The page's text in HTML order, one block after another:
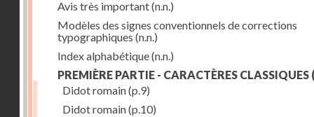
Avis très important(n.n.)
Modèles des signes conventionnels de corrections
typographiques (n.n.)
Index alphabétique(n.n.)
PREMIÈRE PARTIE - CARACTÈRES CLASSIQUES
Didot romain(p.9)
Didot romain(p.10)